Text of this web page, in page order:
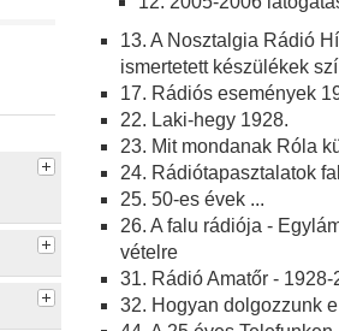
13. A Nosztalgia Rádió
ismertetett készülékek
17. Rádiós események
22. Laki-hegy 1928.
23. Mit mondanak Róla
24. Rádiótapasztalatok
25. 50-es évek ...
26. A falu rádiója -
vételre
31. Rádió Amatőr - 1928-
32. Hogyan dolgozzunk